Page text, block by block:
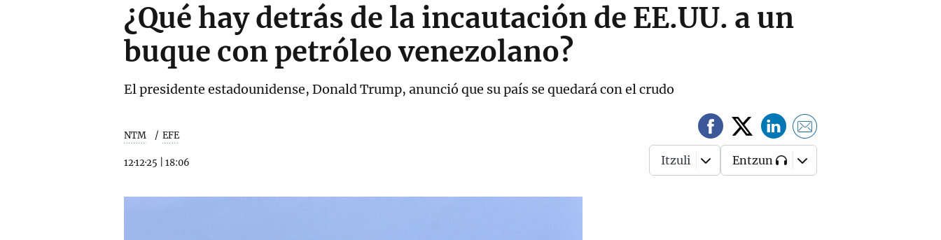
¿Qué hay detrás de la incautación de EE.UU. a un
buque con petróleo venezolano?
El presidente estadounidense, Donald Trump, anunció que su país se quedará con el crudo
NTM EFE
12·12·25 18:06 Itzuli Entzun